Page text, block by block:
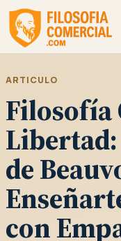
ARTICULO
Filosofía
de
con